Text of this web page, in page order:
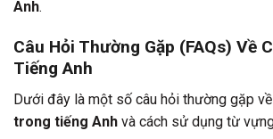
Anh.
Câu Hỏi Thường Gặp (FAQs) Về
Tiếng Anh
Dưới đây là một số câu hỏi thường gặp
trong tiếng Anh và cách sử dụng từ